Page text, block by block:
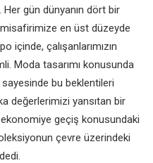
gün dünyanın dört bir
en üst düzeyde
içinde, çalışanlarımızın
Moda tasarımı konusunda
bu beklentileri
değerlerimizi yansıtan bir
geçiş konusundaki
çevre üzerindeki